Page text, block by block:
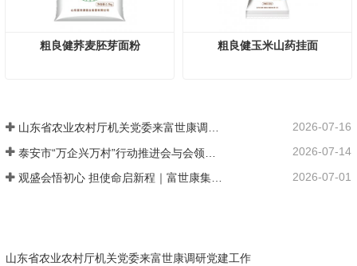
粗良健荞麦胚芽面粉 粗良健玉米山药挂面
山东省农业农村厅机关党委来富世康调研党建工作 2026-07-16
2026-07-14
2026-07-01
山东省农业农村厅机关党委来富世康调研党建工作